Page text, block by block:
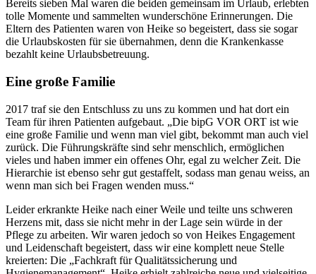
Bereits sieben Mal waren die beiden gemeinsam im Urlaub, erlebten
tolle Momente und sammelten wunderschöne Erinnerungen. Die
Eltern des Patienten waren von Heike so begeistert, dass sie sogar
die Urlaubskosten für sie übernahmen, denn die Krankenkasse
bezahlt keine Urlaubsbetreuung.
Eine große Familie
2017 traf sie den Entschluss zu uns zu kommen und hat dort ein
Team für ihren Patienten aufgebaut. „Die bipG VOR ORT ist wie
eine große Familie und wenn man viel gibt, bekommt man auch viel
zurück. Die Führungskräfte sind sehr menschlich, ermöglichen
vieles und haben immer ein offenes Ohr, egal zu welcher Zeit. Die
Hierarchie ist ebenso sehr gut gestaffelt, sodass man genau weiss, an
wenn man sich bei Fragen wenden muss.“
Leider erkrankte Heike nach einer Weile und teilte uns schweren
Herzens mit, dass sie nicht mehr in der Lage sein würde in der
Pflege zu arbeiten. Wir waren jedoch so von Heikes Engagement
und Leidenschaft begeistert, dass wir eine komplett neue Stelle
kreierten: Die „Fachkraft für Qualitätssicherung und